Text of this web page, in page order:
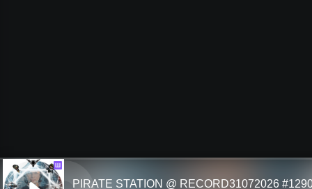
Ш
PIRATE STATION @ RECORD31072026